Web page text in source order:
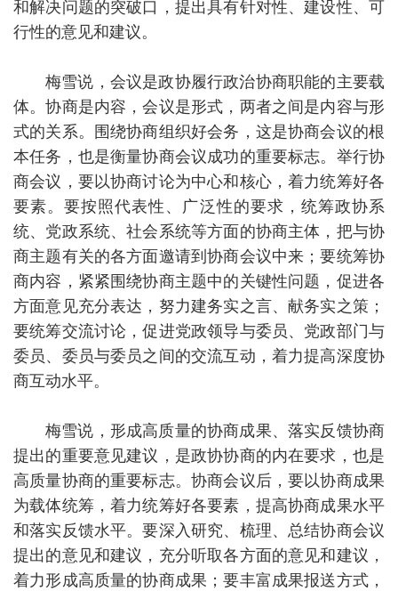
和解决问题的突破口，提出具有针对性、建设性、可
行性的意见和建议。
梅雪说，会议是政协履行政治协商职能的主要载
体。协商是内容，会议是形式，两者之间是内容与形
式的关系。围绕协商组织好会务，这是协商会议的根
本任务，也是衡量协商会议成功的重要标志。举行协
商会议，要以协商讨论为中心和核心，着力统筹好各
要素。要按照代表性、广泛性的要求，统筹政协系
统、党政系统、社会系统等方面的协商主体，把与协
商主题有关的各方面邀请到协商会议中来；要统筹协
商内容，紧紧围绕协商主题中的关键性问题，促进各
方面意见充分表达，努力建务实之言、献务实之策；
要统筹交流讨论，促进党政领导与委员、党政部门与
委员、委员与委员之间的交流互动，着力提高深度协
商互动水平。
梅雪说，形成高质量的协商成果、落实反馈协商
提出的重要意见建议，是政协协商的内在要求，也是
高质量协商的重要标志。协商会议后，要以协商成果
为载体统筹，着力统筹好各要素，提高协商成果水平
和落实反馈水平。要深入研究、梳理、总结协商会议
提出的意见和建议，充分听取各方面的意见和建议，
着力形成高质量的协商成果；要丰富成果报送方式，